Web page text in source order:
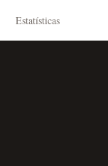
Estatísticas